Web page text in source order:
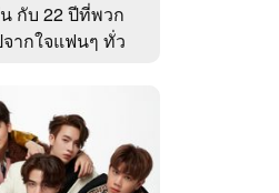
กับ 22 ปีที่พวก
จากใจแฟนๆ ทั่ว